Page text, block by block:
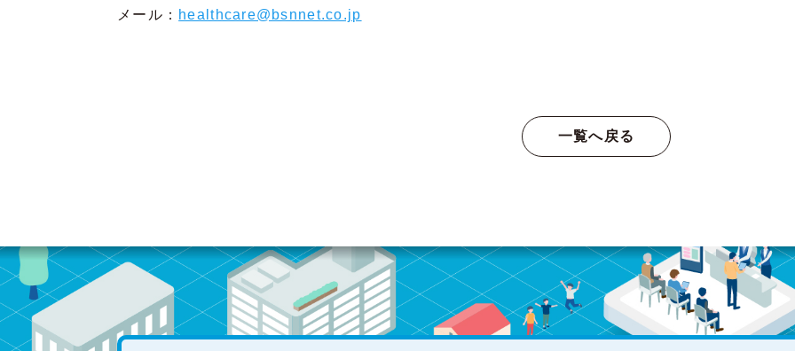
メール： healthcare@bsnnet.co.jp
一覧へ戻る